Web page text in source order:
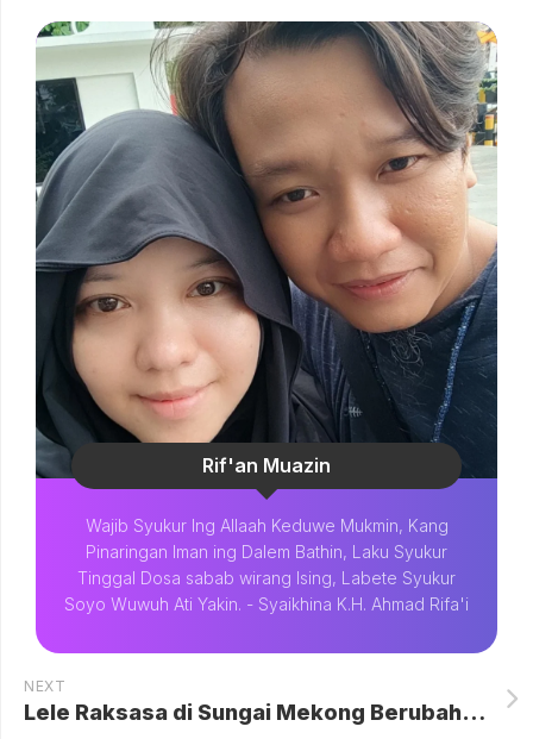
Rif'an Muazin
Wajib Syukur Ing Allaah Keduwe Mukmin, Kang
Pinaringan Iman ing Dalem Bathin, Laku Syukur
Tinggal Dosa sabab wirang Ising, Labete Syukur
Soyo Wuwuh Ati Yakin. - Syaikhina K.H. Ahmad Rifa'i
NEXT
Lele Raksasa di Sungai Mekong Berubah Bentuk, Ilmuwan Khawatir